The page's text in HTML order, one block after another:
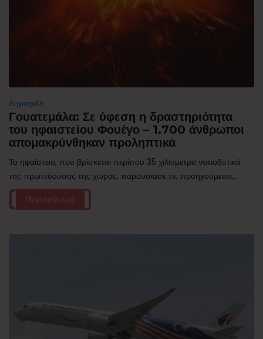
Δημοφιλή
Γουατεμάλα: Σε ύφεση η δραστηριότητα
του ηφαιστείου Φουέγο – 1.700 άνθρωποι
απομακρύνθηκαν προληπτικά
Το ηφαίστειο, που βρίσκεται περίπου 35 χιλιόμετρα νοτιοδυτικά
της πρωτεύουσας της χώρας, παρουσίασε τις προηγούμενες...
Περισσότερα